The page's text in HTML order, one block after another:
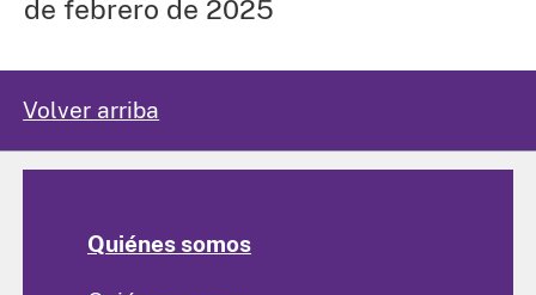
de febrero de 2025
Volver arriba
Quiénes somos